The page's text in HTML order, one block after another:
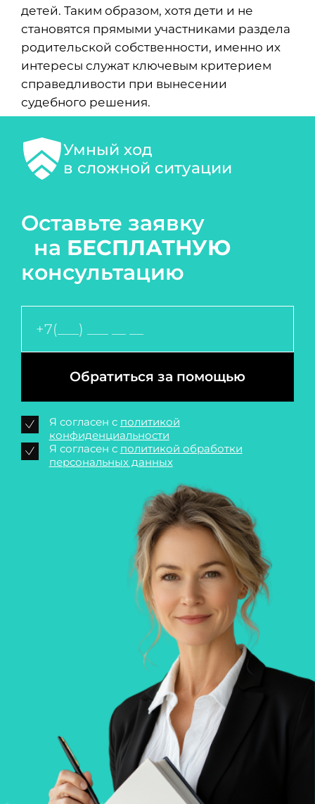
детей. Таким образом, хотя дети и не
становятся прямыми участниками раздела
родительской собственности, именно их
интересы служат ключевым критерием
справедливости при вынесении
судебного решения.
Умный ход
в сложной ситуации
Оставьте заявку
на БЕСПЛАТНУЮ
консультацию
Обратиться за помощью
Я согласен с политикой
конфиденциальности
Я согласен с политикой обработки
персональных данных